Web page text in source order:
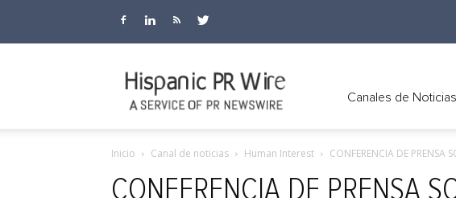
Canales de Noticias
Inicio Canal de noticias Human Interest CONFERENCIA DE PRENSA
CONFERENCIA DE PRENSA